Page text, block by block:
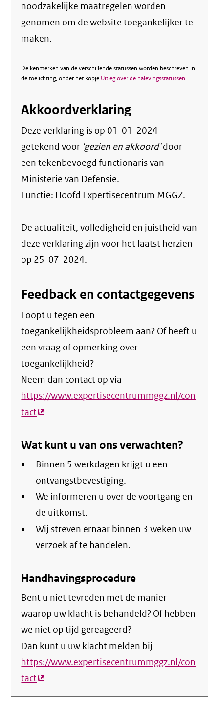
noodzakelijke maatregelen worden
genomen om de website toegankelijker te
maken.
De kenmerken van de verschillende statussen worden beschreven in
de toelichting, onder het kopje Uitleg over de nalevingsstatussen.
Akkoordverklaring
Deze verklaring is op 01-01-2024
getekend voor 'gezien en akkoord'door
een tekenbevoegd functionaris van
Ministerie van Defensie.
Functie: Hoofd Expertisecentrum MGGZ.
De actualiteit, volledigheid en juistheid van
deze verklaring zijn voor het laatst herzien
op 25-07-2024.
Feedback en contactgegevens
Loopt u tegen een
toegankelijkheidsprobleem aan? Of heeft u
een vraag of opmerking over
toegankelijkheid?
Neem dan contact op via
https://www.expertisecentrummggz.nl/con
tact(externe
Wat kunt u van ons verwachten?
Binnen 5 werkdagen krijgt u een
ontvangstbevestiging.
We informeren u over de voortgang en
de uitkomst.
Wij streven ernaar binnen 3 weken uw
verzoek af te handelen.
Handhavingsprocedure
Bent u niet tevreden met de manier
waarop uw klacht is behandeld? Of hebben
we niet op tijd gereageerd?
Dan kunt u uw klacht melden bij
https://www.expertisecentrummggz.nl/con
tact(externe
link)